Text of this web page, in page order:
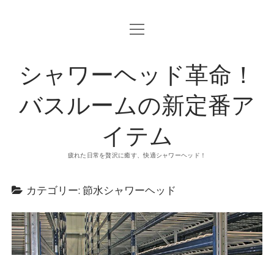
o
p
e
n
シャワーヘッド革命！
バスルームの新定番ア
イテム
疲れた日常を贅沢に癒す、快適シャワーヘッド！
カテゴリー: 節水シャワーヘッド